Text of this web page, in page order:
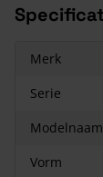
Op deze deur
Merk
Serie
Modelnaam
Vorm